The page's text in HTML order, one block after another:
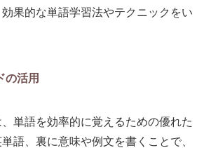
果的な単語学習法やテクニックをい
の活用
単語を効率的に覚えるための優れた
語、裏に意味や例文を書くことで、